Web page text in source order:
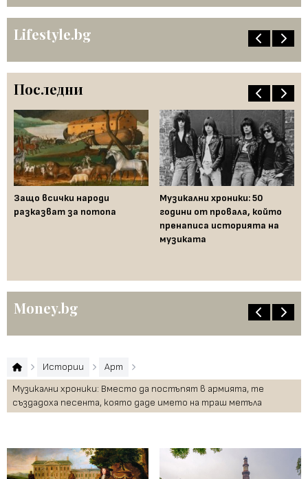
Lifestyle.bg
Последни
Защо всички народи
разказват за потопа
Музикални хроники: 50
години от провала, който
пренаписа историята на
музиката
Money.bg
Истории
Арт
Музикални хроники: Вместо да постъпят в армията, те
създадоха песента, която даде името на траш метъла